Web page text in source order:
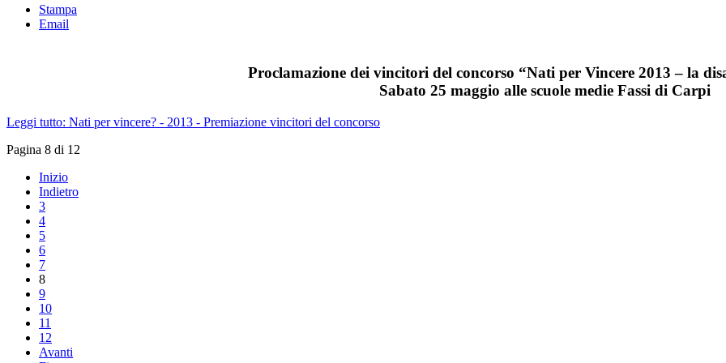
Stampa
Email
Proclamazione dei vincitori del concorso “Nati per Vincere 2013 – la
Sabato 25 maggio alle scuole medie Fassi di Carpi
Leggi tutto: Nati per vincere? - 2013 - Premiazione vincitori del concorso
Pagina 8 di 12
Inizio
Indietro
3
4
5
6
7
8
9
10
11
12
Avanti